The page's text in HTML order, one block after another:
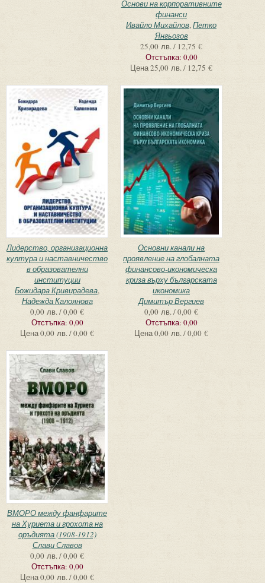
Основи на корпоративните
финанси
Ивайло Михайлов,Петко
Янгьозов
25,00 лв. / 12,75 €
Отстъпка: 0,00
Цена25,00 лв. / 12,75 €
Лидерство, организационна
култура и наставничество
в образователни
институции
Божидара Кривирадева,
Надежда Калоянова
0,00 лв. / 0,00 €
Отстъпка: 0,00
Цена0,00 лв. / 0,00 €
Основни канали на
проявление на глобалната
финансово-икономическа
криза върху българската
икономика
Димитър Вергиев
0,00 лв. / 0,00 €
Отстъпка: 0,00
Цена0,00 лв. / 0,00 €
ВМОРО между фанфарите
на Хуриета и грохота на
оръдията (1908-1912)
Слави Славов
0,00 лв. / 0,00 €
Отстъпка: 0,00
Цена0,00 лв. / 0,00 €